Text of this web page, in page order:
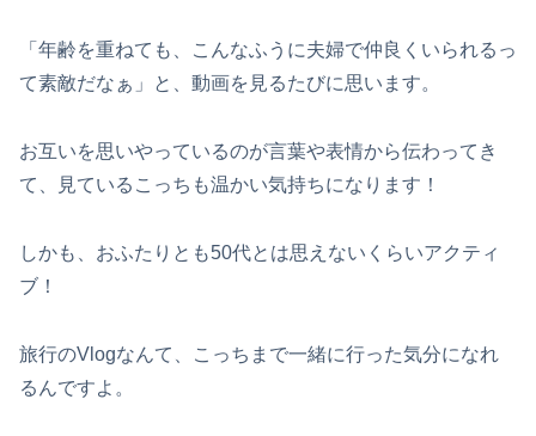
「年齢を重ねても、こんなふうに夫婦で仲良くいられるっ
て素敵だなぁ」と、動画を見るたびに思います。
お互いを思いやっているのが言葉や表情から伝わってき
て、見ているこっちも温かい気持ちになります！
しかも、おふたりとも50代とは思えないくらいアクティ
ブ！
旅行のVlogなんて、こっちまで一緒に行った気分になれ
るんですよ。